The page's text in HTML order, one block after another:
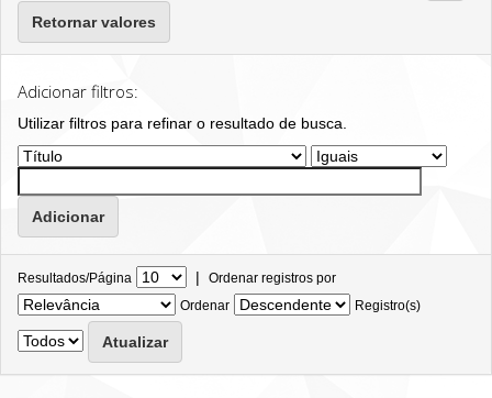
Retornar valores
Adicionar filtros:
Utilizar filtros para refinar o resultado de busca.
Resultados/Página | Ordenar registros por
Ordenar
Registro(s)